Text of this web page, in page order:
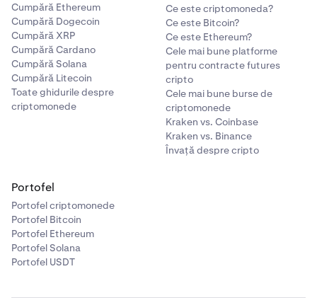
Cumpără Ethereum
Cumpără Dogecoin
Cumpără XRP
Cumpără Cardano
Cumpără Solana
Cumpără Litecoin
Toate ghidurile despre
criptomonede
Ce este criptomoneda?
Ce este Bitcoin?
Ce este Ethereum?
Cele mai bune platforme
pentru contracte futures
cripto
Cele mai bune burse de
criptomonede
Kraken vs. Coinbase
Kraken vs. Binance
Învață despre cripto
Portofel
Portofel criptomonede
Portofel Bitcoin
Portofel Ethereum
Portofel Solana
Portofel USDT